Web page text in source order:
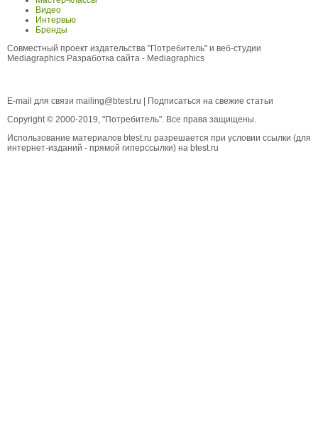
Видео
Интервью
Бренды
Совместный проект издательства "Потребитель" и веб-студии
Mediagraphics Разработка сайта - Mediagraphics
E-mail для связи mailing@btest.ru
Подписаться на свежие статьи
Copyright © 2000-2019, "Потребитель". Все права защищены.
Использование материалов btest.ru разрешается при условии ссылки (для
интернет-изданий - прямой гиперссылки) на btest.ru